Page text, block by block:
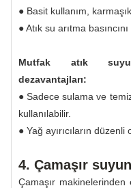
● Basit kullanım,
● Atık su arıtma basıncını
Mutfak atık
dezavantajları:
● Sadece sulama ve
kullanılabilir.
● Yağ ayırıcıların
4. Çamaşır
Çamaşır